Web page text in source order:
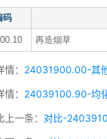
码
再造烟草
情： 24031900.00-其
： 24039100.90-均
一条： 对比-